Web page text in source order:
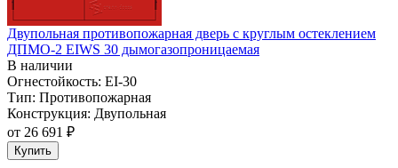
Двупольная противопожарная дверь с круглым остеклением
ДПМО-2 EIWS 30 дымогазопроницаемая
В наличии
Огнестойкость: EI-30
Тип: Противопожарная
Конструкция: Двупольная
от 26 691 ₽
Купить